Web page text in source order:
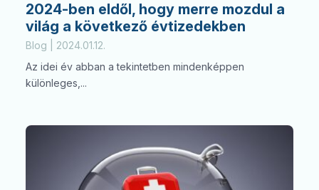
2024-ben eldől, hogy merre mozdul a
világ a következő évtizedekben
Blog | 2024.01.12.
Az idei év abban a tekintetben mindenképpen
különleges,...